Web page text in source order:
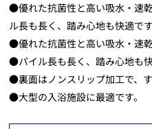
●優れた抗菌性と高い吸水・速
ル長も長く、踏み心地も快適です
●優れた抗菌性と高い吸水・速
●パイル長も長く、踏み心地も快
●裏面はノンスリップ加工で、す
●大型の入浴施設に最適です。